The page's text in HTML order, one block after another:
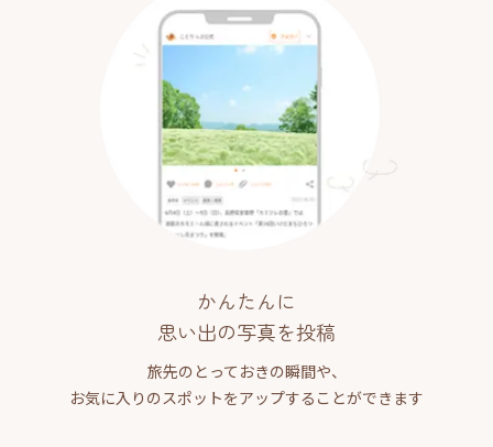
かんたんに
思い出の写真を投稿
旅先のとっておきの瞬間や、
お気に入りのスポットをアップすることができます